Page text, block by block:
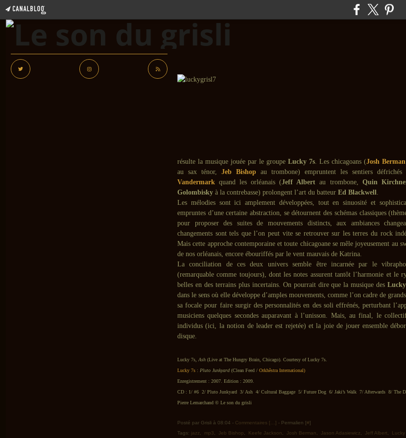
résulte la musique jouée par le groupe Lucky 7s. Les chicagoans (Josh Berman
au sax ténor, Jeb Bishop au trombone) empruntent les sentiers
Vandermark quand les orléanais (Jeff Albert au trombone, Quin
Golombisky à la contrebasse) prolongent l’art du batteur Ed Blackwell.
Les mélodies sont ici amplement développées, tout en sinuosité et
empruntes d’une certaine abstraction, se détournent des schémas classiques
pour proposer des suites de mouvements distincts, aux ambiances
changements sont tels que l’on peut vite se retrouver sur les terres du rock
Mais cette approche contemporaine et toute chicagoane se mêle joyeusement au
de nos orléanais, encore ébouriffés par le vent mauvais de Katrina.
La conciliation de ces deux univers semble être incarnée par le
(remarquable comme toujours), dont les notes assurent tantôt l’harmonie et le
belles en des terrains plus incertains. On pourrait dire que la musique des
dans le sens où elle développe d’amples mouvements, comme l’on cadre de
sa focale pour faire surgir des personnalités en des soli effrénés, perturbant
musiciens quelques secondes auparavant à l’unisson. Mais, au final, le
individus (ici, la notion de leader est rejetée) et la joie de jouer ensemble
disque.
Lucky 7s, Ash (Live at The Hungry Brain, Chicago). Courtesy of Lucky 7s.
Lucky 7s : Pluto Junkyard (Clean Feed / Orkhêstra International)
Enregistrement : 2007. Edition : 2009.
CD : 1/ #6 2/ Pluto Junkyard 3/ Ash 4/ Cultural Baggage 5/ Future Dog 6/ Jaki’s Walk 7/ Afterwards 8/ The
Pierre Lemarchand © Le son du grisli
Posté par Grisli à 08:04 - Commentaires [ ] - Permalien [#]
Tags: jazz mp3 Jeb Bishop Keefe Jackson Josh Berman Jason Adasiewicz Jeff Albert